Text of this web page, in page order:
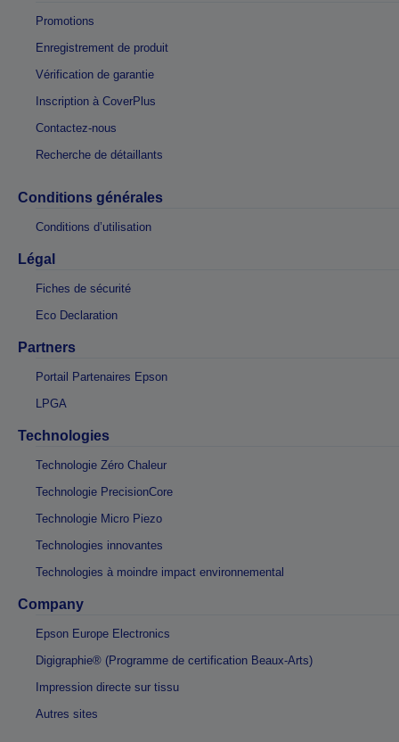
Promotions
Enregistrement de produit
Vérification de garantie
Inscription à CoverPlus
Contactez-nous
Recherche de détaillants
Conditions générales
Conditions d’utilisation
Légal
Fiches de sécurité
Eco Declaration
Partners
Portail Partenaires Epson
LPGA
Technologies
Technologie Zéro Chaleur
Technologie PrecisionCore
Technologie Micro Piezo
Technologies innovantes
Technologies à moindre impact environnemental
Company
Epson Europe Electronics
Digigraphie® (Programme de certification Beaux-Arts)
Impression directe sur tissu
Autres sites